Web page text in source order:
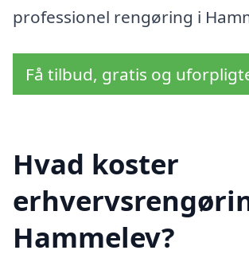
professionel rengøring i
Få tilbud, gratis og
Hvad koster
Hammelev?